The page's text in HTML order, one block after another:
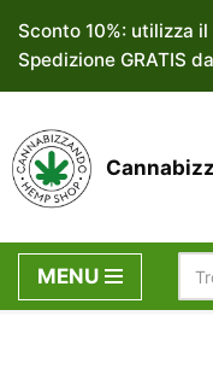
Vai
al
contenuto
Sconto 10%: utilizza
Spedizione GRATIS
MENU